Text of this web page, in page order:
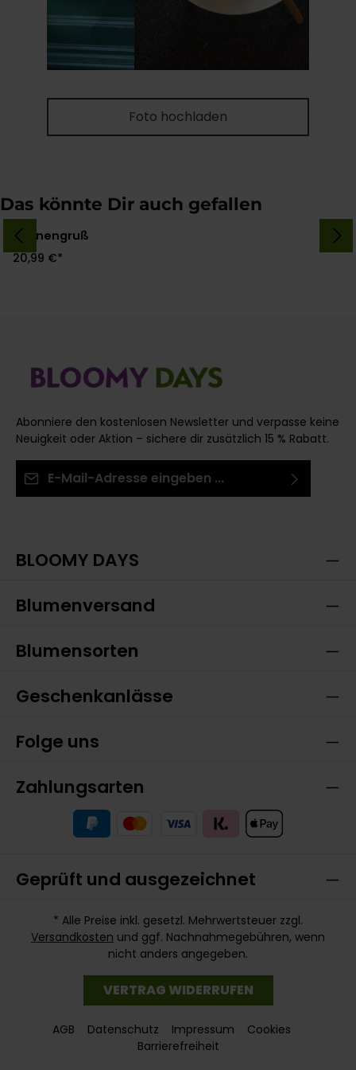
Foto hochladen
Produktgalerie überspringen
Das könnte Dir auch gefallen
Sonnengruß
20,99 €*
Abonniere den kostenlosen Newsletter und verpasse keine
Neuigkeit oder Aktion – sichere dir zusätzlich 15 % Rabatt.
BLOOMY DAYS
Blumenversand
Blumensorten
Geschenkanlässe
Folge uns
Zahlungsarten
Geprüft und ausgezeichnet
* Alle Preise inkl. gesetzl. Mehrwertsteuer zzgl.
Versandkosten und ggf. Nachnahmegebühren, wenn
nicht anders angegeben.
VERTRAG WIDERRUFEN
AGB Datenschutz Impressum
Cookies
Barrierefreiheit